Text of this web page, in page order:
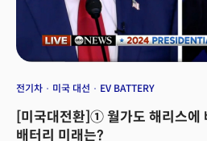
전기차 미국 대선 EV BATTERY
[미국대전환]① 월가도 해리스에
배터리 미래는?